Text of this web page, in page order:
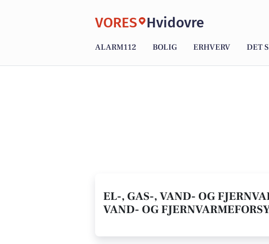
VORES Hvidovre
ALARM112 BOLIG ERHVERV DET
EL-, GAS-, VAND- OG
VAND- OG